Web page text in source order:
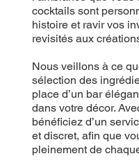
cocktails sont
histoire et ravir vos
revisités aux
Nous veillons à ce
sélection des
place d’un bar
dans votre décor.
bénéficiez d’un
et discret, afin que
pleinement de